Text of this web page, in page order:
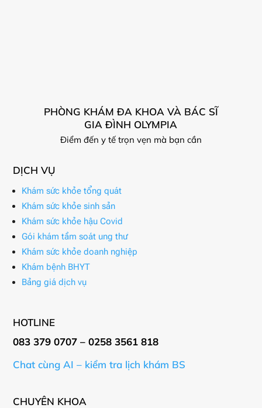
PHÒNG KHÁM ĐA KHOA VÀ BÁC SĨ
GIA ĐÌNH OLYMPIA
Điểm đến y tế trọn vẹn mà bạn cần
DỊCH VỤ
Khám sức khỏe tổng quát
Khám sức khỏe sinh sản
Khám sức khỏe hậu Covid
Gói khám tầm soát ung thư
Khám sức khỏe doanh nghiệp
Khám bệnh BHYT
Bảng giá dịch vụ
HOTLINE
083 379 0707 – 0258 3561 818
Chat cùng AI – kiểm tra lịch khám BS
CHUYÊN KHOA